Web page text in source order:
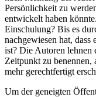
Persönlichkeit zu
entwickelt haben
Einschulung? Bis es
nachgewiesen hat,
ist? Die Autoren lehnen
Zeitpunkt zu benennen,
mehr gerechtfertigt
Um der geneigten